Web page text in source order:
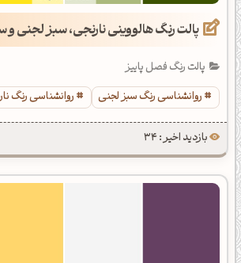
پالت رنگ هالووینی نارنجی، سبز لجنی و
پالت رنگ فصل پاییز
روانشناسی رنگ سبز لجنی
روانشناسی رنگ
بازدید اخیر : 34